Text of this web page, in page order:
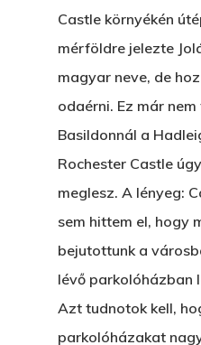
Castle környékén
mérföldre jelezte
magyar neve, de
odaérni. Ez már
Basildonnál a
Rochester Castle
meglesz. A lényeg:
sem hittem el, hogy
bejutottunk a
lévő parkolóházban
Azt tudnotok kell,
parkolóházakat